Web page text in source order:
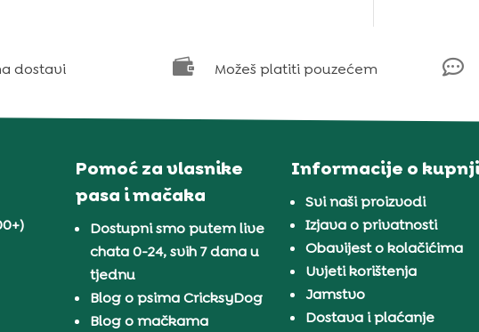
dostavi  Možeš platiti pouzećem 
Pomoć za vlasnike
pasa i mačaka
Dostupni smo putem live
chata 0-24, svih 7 dana u
tjednu
Blog o psima CricksyDog
Blog o mačkama
Informacije o
Svi naši proizvodi
Izjava o privatnosti
Obavijest o kolačićima
Uvjeti korištenja
Jamstvo
Dostava i plaćanje